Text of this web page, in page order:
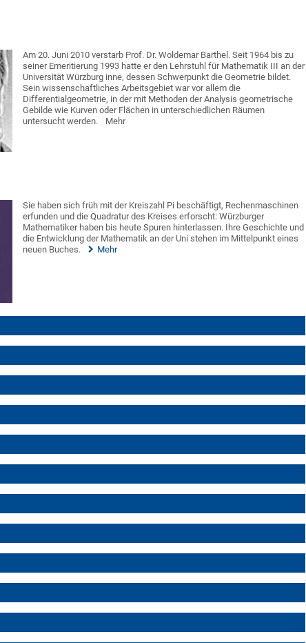
Am 20. Juni 2010 verstarb Prof. Dr. Woldemar Barthel. Seit 1964 bis zu
seiner Emeritierung 1993 hatte er den Lehrstuhl für Mathematik III an der
Universität Würzburg inne, dessen Schwerpunkt die Geometrie bildet.
Sein wissenschaftliches Arbeitsgebiet war vor allem die
Differentialgeometrie, in der mit Methoden der Analysis geometrische
Gebilde wie Kurven oder Flächen in unterschiedlichen Räumen
untersucht werden.
Mehr
Sie haben sich früh mit der Kreiszahl Pi beschäftigt, Rechenmaschinen
erfunden und die Quadratur des Kreises erforscht: Würzburger
Mathematiker haben bis heute Spuren hinterlassen. Ihre Geschichte und
die Entwicklung der Mathematik an der Uni stehen im Mittelpunkt eines
neuen Buches.
Mehr